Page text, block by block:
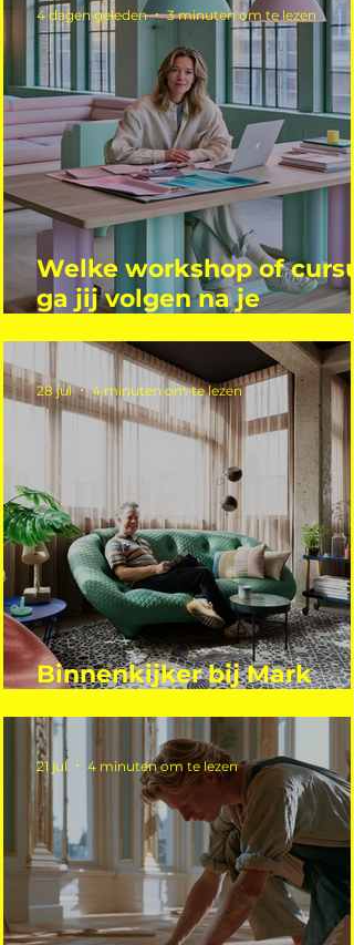
Welke workshop of
ga jij volgen na je
4 dagen geleden 3 minuten om te lezen
Binnenkijker bij Mark
28 jul 4 minuten om te lezen
21 jul 4 minuten om te lezen